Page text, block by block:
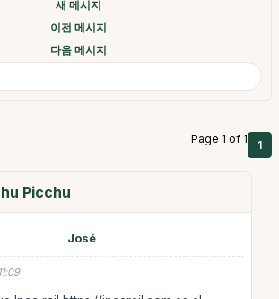
새 메시지
이전 메시지
다음 메시지
Page 1 of 1 1
Picchu
José